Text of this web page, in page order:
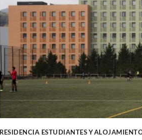
RESIDENCIA ESTUDIANTES Y